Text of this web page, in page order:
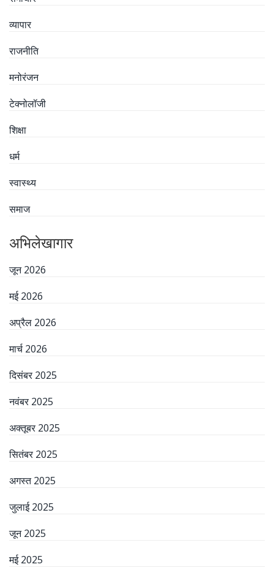
व्यापार
राजनीति
मनोरंजन
टेक्नोलॉजी
शिक्षा
धर्म
स्वास्थ्य
समाज
अभिलेखागार
जून 2026
मई 2026
अप्रैल 2026
मार्च 2026
दिसंबर 2025
नवंबर 2025
अक्तूबर 2025
सितंबर 2025
अगस्त 2025
जुलाई 2025
जून 2025
मई 2025